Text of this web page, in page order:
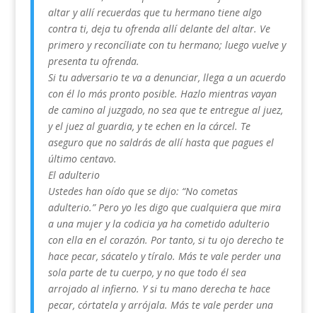
altar y allí recuerdas que tu hermano tiene algo
contra ti, deja tu ofrenda allí delante del altar. Ve
primero y reconcíliate con tu hermano; luego vuelve y
presenta tu ofrenda.
Si tu adversario te va a denunciar, llega a un acuerdo
con él lo más pronto posible. Hazlo mientras vayan
de camino al juzgado, no sea que te entregue al juez,
y el juez al guardia, y te echen en la cárcel. Te
aseguro que no saldrás de allí hasta que pagues el
último centavo.
El adulterio
Ustedes han oído que se dijo: “No cometas
adulterio.” Pero yo les digo que cualquiera que mira
a una mujer y la codicia ya ha cometido adulterio
con ella en el corazón. Por tanto, si tu ojo derecho te
hace pecar, sácatelo y tíralo. Más te vale perder una
sola parte de tu cuerpo, y no que todo él sea
arrojado al infierno. Y si tu mano derecha te hace
pecar, córtatela y arrójala. Más te vale perder una